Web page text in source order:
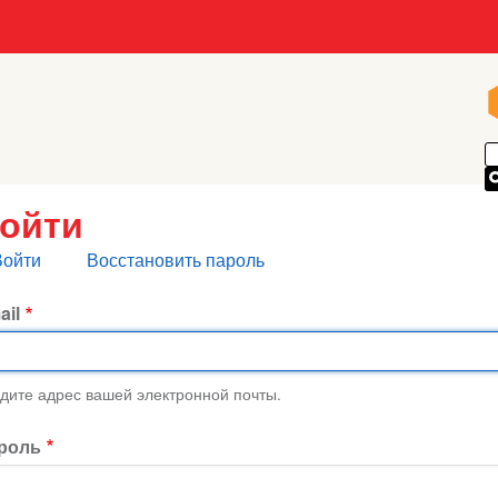
Восстановить пароль
адрес вашей электронной почты.